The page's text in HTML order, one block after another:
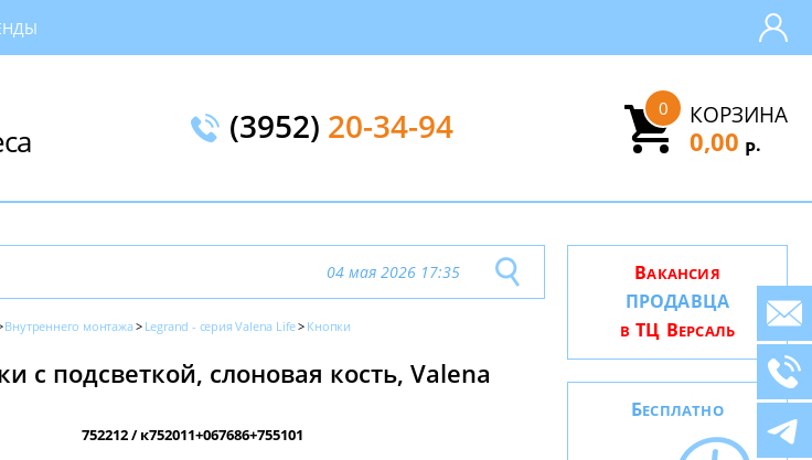
(3952) 20-34-94 КОРЗИНА
0
0,00 Р.
04 мая 2026 17:35
Внутреннего монтажа Legrand - серия Valena Life Кнопки
подсветкой, слоновая кость, Valena
752212 / к752011+067686+755101
ВАКАНСИЯ
ПРОДАВЦА
В ТЦ ВЕРСАЛЬ
БЕСПЛАТНО